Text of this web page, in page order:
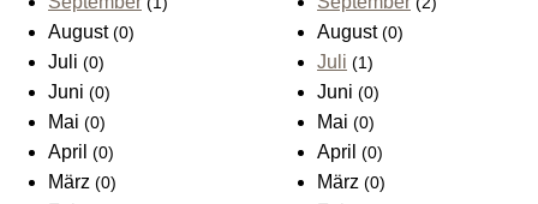
August (0)
Juli (0)
Juni (0)
Mai (0)
April (0)
März (0)
August(0)
Juli (1)
Juni(0)
Mai(0)
April(0)
März(0)